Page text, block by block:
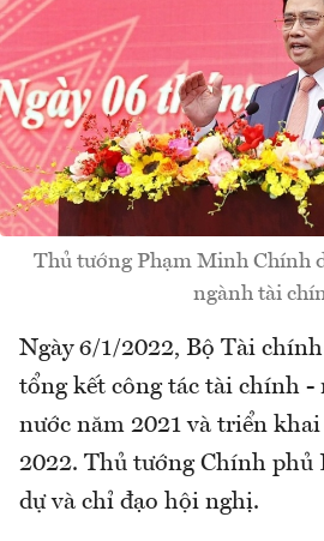
Thủ tướng Phạm Minh Chính
ngành tài
Ngày 6/1/2022, Bộ Tài
tổng kết công tác tài chính -
nước năm 2021 và triển
2022. Thủ tướng Chính
dự và chỉ đạo hội nghị.